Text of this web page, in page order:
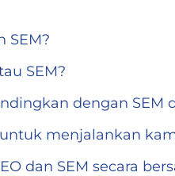
SEM?
SEM?
dengan SEM
menjalankan
dan SEM secara